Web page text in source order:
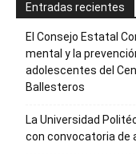
Entradas recientes
El Consejo Estatal
mental y la
adolescentes del
Ballesteros
La Universidad
con convocatoria de